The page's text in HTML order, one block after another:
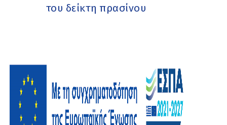
του δείκτη πρασίνου